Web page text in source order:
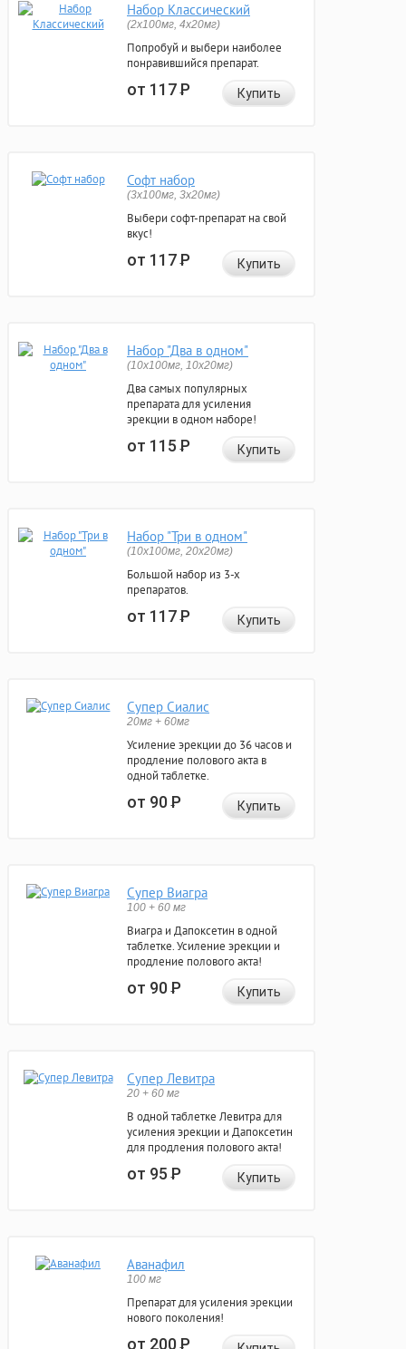
Набор Классический
(2x100мг, 4x20мг)
Попробуй и выбери наиболее
понравившийся препарат.
от 117Р Купить
Софт набор
(3x100мг, 3x20мг)
Выбери софт-препарат на свой
вкус!
от 117Р Купить
Набор "Два в одном"
(10x100мг, 10x20мг)
Два самых популярных
препарата для усиления
эрекции в одном наборе!
от 115Р Купить
Набор "Три в одном"
(10x100мг, 20x20мг)
Большой набор из 3-х
препаратов.
от 117Р Купить
Супер Сиалис
20мг + 60мг
Усиление эрекции до 36 часов и
продление полового акта в
одной таблетке.
от 90Р Купить
Супер Виагра
100 + 60 мг
Виагра и Дапоксетин в одной
таблетке. Усиление эрекции и
продление полового акта!
от 90Р Купить
Супер Левитра
20 + 60 мг
В одной таблетке Левитра для
усиления эрекции и Дапоксетин
для продления полового акта!
от 95Р Купить
Аванафил
100 мг
Препарат для усиления эрекции
нового поколения!
от 200Р